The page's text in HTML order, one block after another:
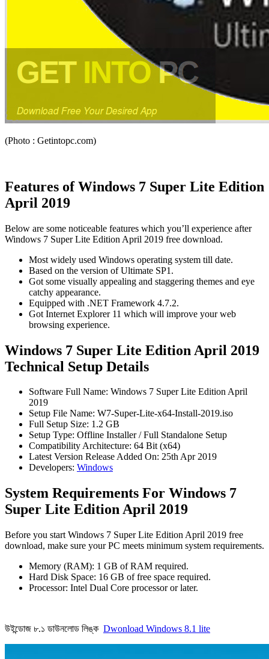
(Photo : Getintopc.com)
Features of Windows 7 Super Lite Edition
April 2019
Below are some noticeable features which you’ll experience after
Windows 7 Super Lite Edition April 2019 free download.
Most widely used Windows operating system till date.
Based on the version of Ultimate SP1.
Got some visually appealing and staggering themes and eye
catchy appearance.
Equipped with .NET Framework 4.7.2.
Got Internet Explorer 11 which will improve your web
browsing experience.
Windows 7 Super Lite Edition April 2019
Technical Setup Details
Software Full Name: Windows 7 Super Lite Edition April
2019
Setup File Name: W7-Super-Lite-x64-Install-2019.iso
Full Setup Size: 1.2 GB
Setup Type: Offline Installer / Full Standalone Setup
Compatibility Architecture: 64 Bit (x64)
Latest Version Release Added On: 25th Apr 2019
Developers: Windows
System Requirements For Windows 7
Super Lite Edition April 2019
Before you start Windows 7 Super Lite Edition April 2019 free
download, make sure your PC meets minimum system requirements.
Memory (RAM): 1 GB of RAM required.
Hard Disk Space: 16 GB of free space required.
Processor: Intel Dual Core processor or later.
উইন্ডোজ ৮.১ ডাউনলোড লিঙ্ক Dwonload Windows 8.1 lite